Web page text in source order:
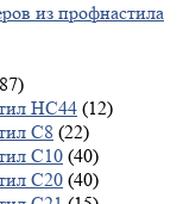
из профнастила
НС44 (12)
С8 (22)
С10 (40)
С20 (40)